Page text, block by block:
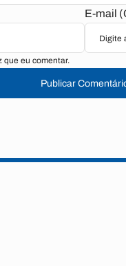
E-mail
que eu comentar.
Publicar